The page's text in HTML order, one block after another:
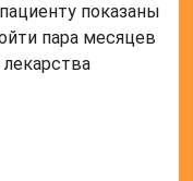
показаны
пара месяцев